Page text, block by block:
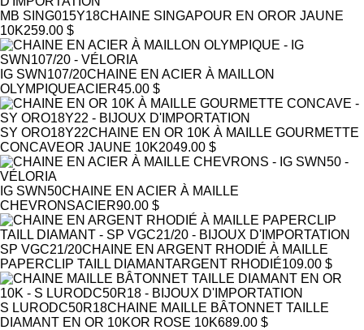
MB SING015Y18CHAINE SINGAPOUR EN OROR JAUNE
10K259.00 $
IG SWN107/20CHAINE EN ACIER À MAILLON
OLYMPIQUEACIER45.00 $
SY ORO18Y22CHAINE EN OR 10K À MAILLE GOURMETTE
CONCAVEOR JAUNE 10K2049.00 $
IG SWN50CHAINE EN ACIER À MAILLE
CHEVRONSACIER90.00 $
SP VGC21/20CHAINE EN ARGENT RHODIÉ À MAILLE
PAPERCLIP TAILL DIAMANTARGENT RHODIÉ109.00 $
S LURODC50R18CHAINE MAILLE BÂTONNET TAILLE
DIAMANT EN OR 10KOR ROSE 10K689.00 $